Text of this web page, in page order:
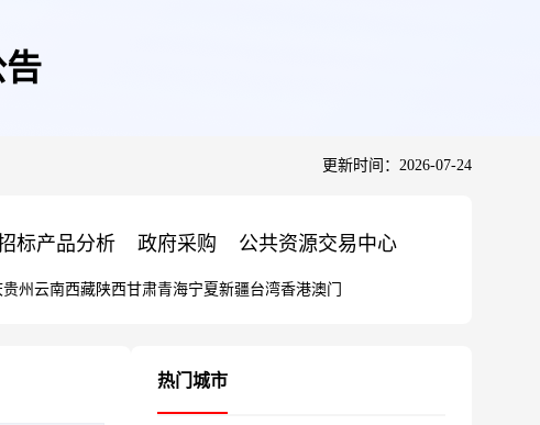
更新时间：2026-07-24
标产品分析 政府采购 公共资源交易中心
贵州 云南西藏陕西甘肃青海宁夏新疆台湾香港澳门
热门城市